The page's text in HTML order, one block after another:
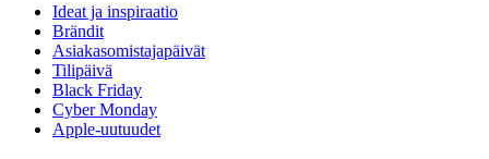
Ideat ja inspiraatio
Brändit
Asiakasomistajapäivät
Tilipäivä
Black Friday
Cyber Monday
Apple-uutuudet